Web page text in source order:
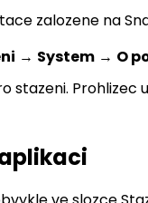
zalozene na
→ System → O
stazeni. Prohlizec